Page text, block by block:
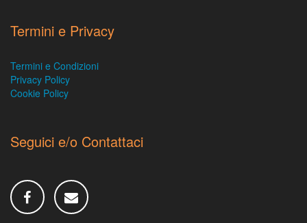
Termini e Privacy
Termini e Condizioni
Privacy Policy
Cookie Policy
Seguici e/o Contattaci